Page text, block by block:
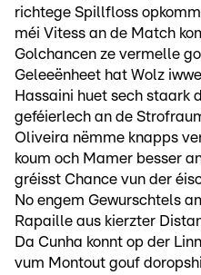
richtege Spillfloss
méi Vitess an de Match
Golchancen ze vermelle
Geleeënheet hat Wolz
Hassaini huet sech staark
geféierlech an de
Oliveira nëmme knapps
koum och Mamer besser
gréisst Chance vun der
No engem Gewurschtels
Rapaille aus kierzter
Da Cunha konnt op der
vum Montout gouf